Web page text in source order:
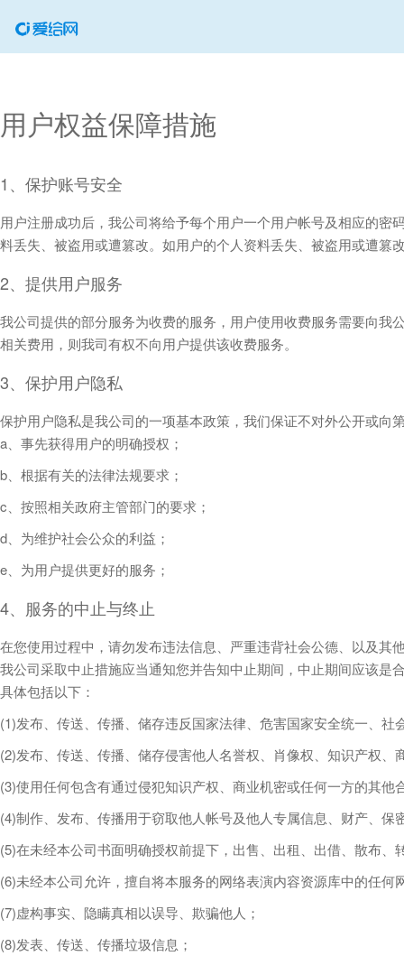
用户权益保障措施
1、保护账号安全
用户注册成功后，我公司将给予每个用户一个用户帐号及相应的
料丢失、被盗用或遭篡改。如用户的个人资料丢失、被盗用或遭
2、提供用户服务
我公司提供的部分服务为收费的服务，用户使用收费服务需要向
相关费用，则我司有权不向用户提供该收费服务。
3、保护用户隐私
保护用户隐私是我公司的一项基本政策，我们保证不对外公开或
a、事先获得用户的明确授权；
b、根据有关的法律法规要求；
c、按照相关政府主管部门的要求；
d、为维护社会公众的利益；
e、为用户提供更好的服务；
4、服务的中止与终止
在您使用过程中，请勿发布违法信息、严重违背社会公德、以及
我公司采取中止措施应当通知您并告知中止期间，中止期间应该
具体包括以下：
(1)发布、传送、传播、储存违反国家法律、危害国家安全统一、
(2)发布、传送、传播、储存侵害他人名誉权、肖像权、知识产权、
(3)使用任何包含有通过侵犯知识产权、商业机密或任何一方的其
(4)制作、发布、传播用于窃取他人帐号及他人专属信息、财产、保
(5)在未经本公司书面明确授权前提下，出售、出租、出借、散布
(6)未经本公司允许，擅自将本服务的网络表演内容资源库中的任
(7)虚构事实、隐瞒真相以误导、欺骗他人；
(8)发表、传送、传播垃圾信息；